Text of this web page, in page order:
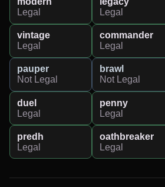
Legal
Legal
vintage
Legal
commander
Legal
pauper
Not Legal
brawl
Not Legal
duel
Legal
penny
Legal
predh
Legal
oathbreaker
Legal